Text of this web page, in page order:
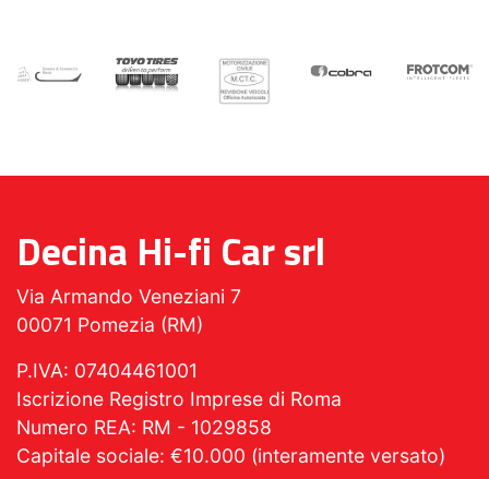
Decina Hi-fi Car srl
Via Armando Veneziani 7
00071 Pomezia (RM)
P.IVA: 07404461001
Iscrizione Registro Imprese di Roma
Numero REA: RM - 1029858
Capitale sociale: €10.000 (interamente versato)